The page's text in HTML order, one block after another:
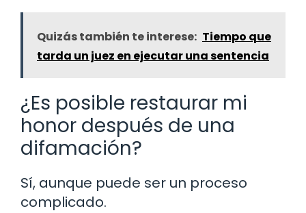
Quizás también te interese: Tiempo que
tarda un juez en ejecutar una sentencia
¿Es posible restaurar mi
honor después de una
difamación?
Sí, aunque puede ser un proceso
complicado.